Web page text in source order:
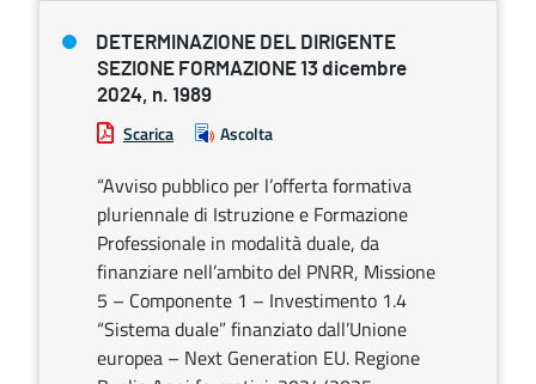
DETERMINAZIONE DEL DIRIGENTE
SEZIONE FORMAZIONE 13 dicembre
2024, n. 1989
Scarica Ascolta
“Avviso pubblico per l’offerta formativa
pluriennale di Istruzione e Formazione
Professionale in modalità duale, da
finanziare nell’ambito del PNRR, Missione
5 – Componente 1 – Investimento 1.4
“Sistema duale” finanziato dall’Unione
europea – Next Generation EU. Regione